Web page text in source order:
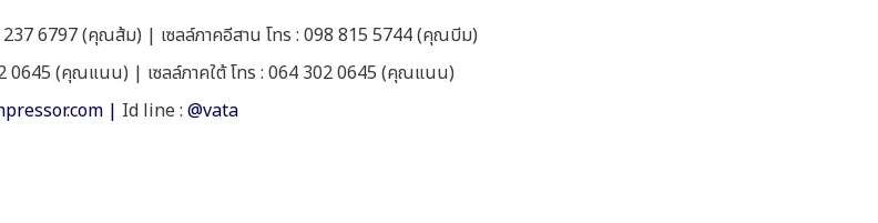
6797 (คุณส้ม) | เซลล์ภาคอีสาน โทร : 098 815 5744 (คุณบีม)
0645 (คุณแนน) | เซลล์ภาคใต้ โทร : 064 302 0645 (คุณแนน)
| Id line :@vata